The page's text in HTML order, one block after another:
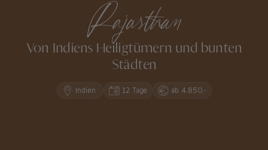
Rajasthan
Von Indiens Heiligtümern und bunten
Städten
Indien 12 Tage ab 4.850,-